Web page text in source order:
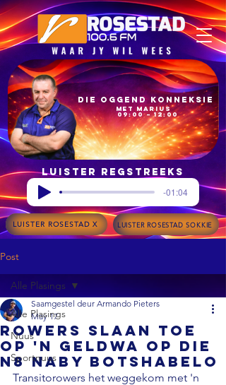
09:00 – 12:00
met Marius
Die Oggend Konneksie
Luister regstreeks
-01:04
LUISTER ROSESTAD X LUISTER ROSESTAD SOKKIE
Post
Alle Plasings
Nuus
Sportnuus
Alle Plasings
Rowers slaan toe
op 'n geldwa op die
N8 naby Botshabelo
Saamgestel deur Armando Pieters
May 17
Transitorowers het weggekom met 'n